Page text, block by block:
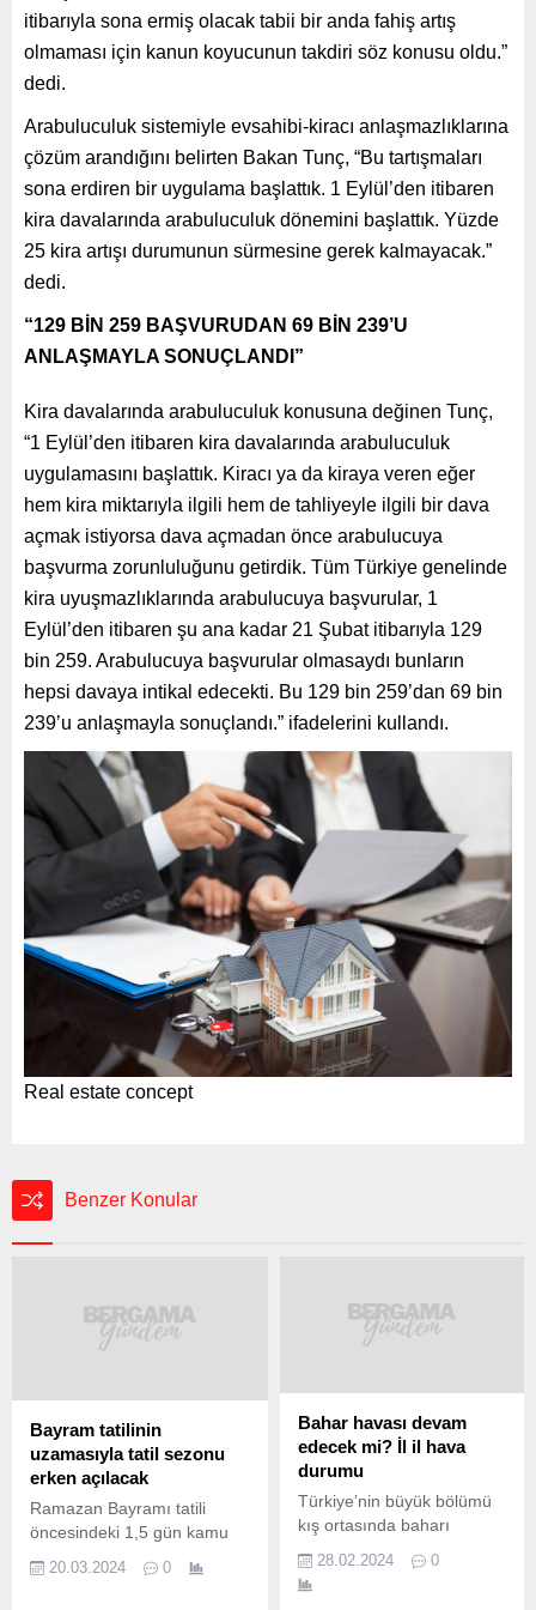
itibarıyla sona ermiş olacak tabii bir anda fahiş artış
olmaması için kanun koyucunun takdiri söz konusu oldu.”
dedi.
Arabuluculuk sistemiyle evsahibi-kiracı anlaşmazlıklarına
çözüm arandığını belirten Bakan Tunç, “Bu tartışmaları
sona erdiren bir uygulama başlattık. 1 Eylül’den itibaren
kira davalarında arabuluculuk dönemini başlattık. Yüzde
25 kira artışı durumunun sürmesine gerek kalmayacak.”
dedi.
“129 BİN 259 BAŞVURUDAN 69 BİN 239’U
ANLAŞMAYLA SONUÇLANDI”
Kira davalarında arabuluculuk konusuna değinen Tunç,
“1 Eylül’den itibaren kira davalarında arabuluculuk
uygulamasını başlattık. Kiracı ya da kiraya veren eğer
hem kira miktarıyla ilgili hem de tahliyeyle ilgili bir dava
açmak istiyorsa dava açmadan önce arabulucuya
başvurma zorunluluğunu getirdik. Tüm Türkiye genelinde
kira uyuşmazlıklarında arabulucuya başvurular, 1
Eylül’den itibaren şu ana kadar 21 Şubat itibarıyla 129
bin 259. Arabulucuya başvurular olmasaydı bunların
hepsi davaya intikal edecekti. Bu 129 bin 259’dan 69 bin
239’u anlaşmayla sonuçlandı.” ifadelerini kullandı.
Real estate concept
Benzer Konular
Bayram tatilinin
uzamasıyla tatil sezonu
erken açılacak
Ramazan Bayramı tatili
öncesindeki 1,5 gün kamu
sayılması kararı, turizm
20.03.2024 0
Bahar havası devam
edecek mi? İl il hava
durumu
Türkiye’nin büyük bölümü
kış ortasında baharı
yaşıyor. Afrika’dan gelen
sıcak hava dalgası
nedeniyle termometler
28.02.2024 0